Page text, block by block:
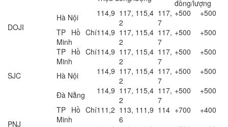
đồng/lượng
DOJI
Hà Nội 114,9 117,
2
115,4 117,
7
+500
+500
TP Hồ Chí
Minh
114,9 117,
2
115,4 117,
7
+500 +500
SJC
TP Hồ Chí
Minh
114,9 117,
2
115,4 117,
7
+500 +500
Hà Nội 114,9 117,
2
115,4 117,
7
+500 +500
Đà Nẵng 114,9 117,
2
115,4 117,
7
+500 +500
PNJ
TP Hồ Chí
Minh
111,2 113,
6
111,9 114 +700 +400